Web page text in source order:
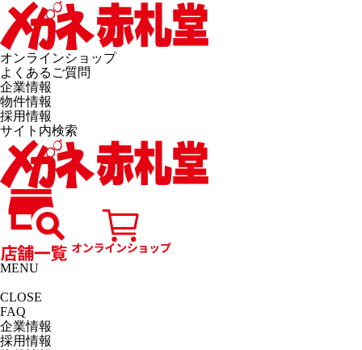
オンラインショップ
よくあるご質問
企業情報
物件情報
採用情報
サイト内検索
MENU
CLOSE
FAQ
企業情報
採用情報